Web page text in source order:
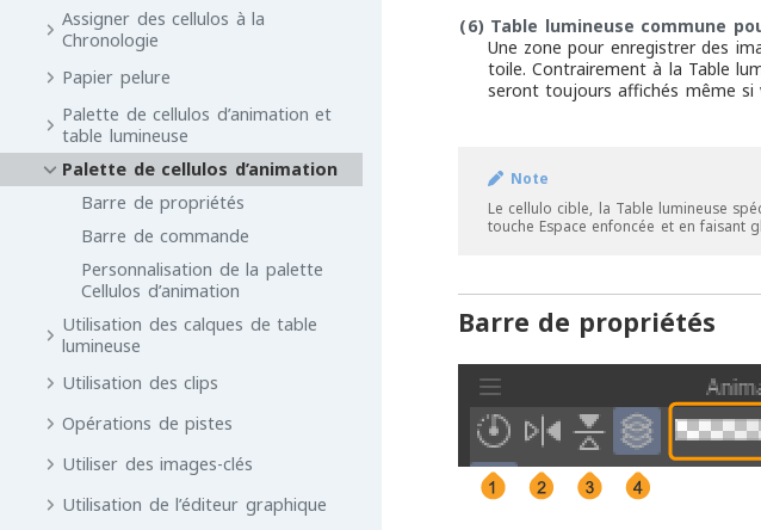
Assigner des cellulos à la
Chronologie
Papier pelure
Palette de cellulos d’animation et
table lumineuse
Palette de cellulos d’animation
Barre de propriétés
Barre de commande
Personnalisation de la palette
Cellulos d’animation
Utilisation des calques de table
lumineuse
Utilisation des clips
Opérations de pistes
Utiliser des images-clés
Utilisation de l’éditeur graphique
(6) Table lumineuse commune
Une zone pour enregistrer des
toile. Contrairement à la Table
seront toujours affichés même si
Note
Le cellulo cible, la Table lumineuse
touche Espace enfoncée et en faisant
Barre de propriétés